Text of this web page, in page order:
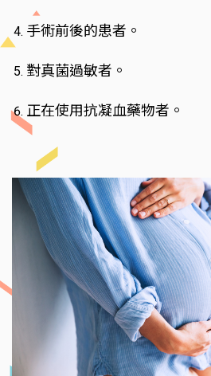
手術前後的患者。
對真菌過敏者。
正在使用抗凝血藥物者。